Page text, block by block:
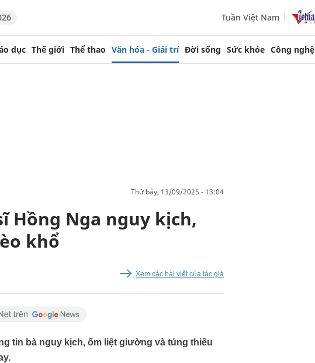
Tuần Việt Nam
dục Thế giới Thể thao Văn hóa - Giải trí Đời sống Sức khỏe Công nghệ
thứ bảy, 13/09/2025 - 13:04
Hồng Nga nguy kịch,
khổ
Xem các bài viết của tác giả
tin bà nguy kịch, ốm liệt giường và túng thiếu